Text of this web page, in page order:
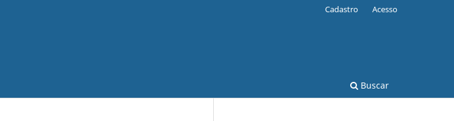
Buscar
Cadastro Acesso